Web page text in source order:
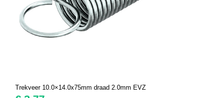
Trekveer 10.0×14.0x75mm draad 2.0mm EVZ